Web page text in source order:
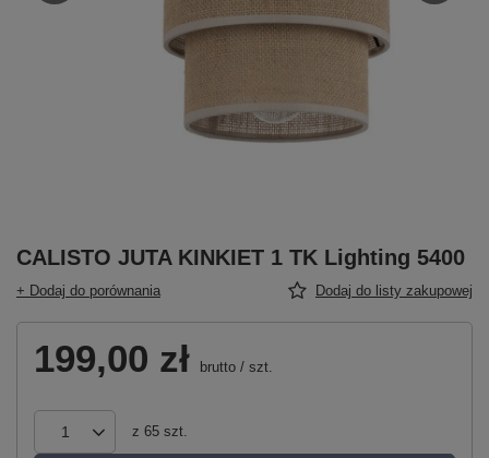
CALISTO JUTA KINKIET 1 TK Lighting 5400
+ Dodaj do porównania Dodaj do listy zakupowej
199,00 zł brutto / szt.
z 65 szt.